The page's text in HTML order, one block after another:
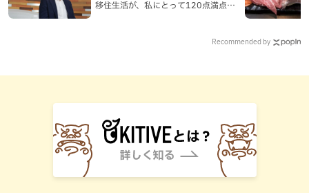
移住生活が、私にとって120点満点に
Recommended by